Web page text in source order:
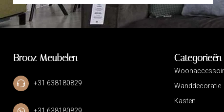
Brooz Meubelen
+31 638180829
Categorieën
Wanddecoratie
Kasten